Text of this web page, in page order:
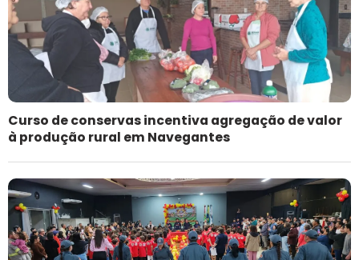
Curso de conservas incentiva agregação de valor
à produção rural em Navegantes